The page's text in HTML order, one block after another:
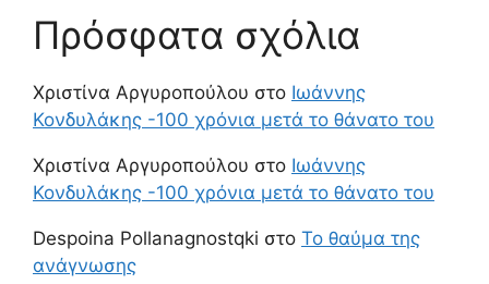
Πρόσφατα σχόλια
Χριστίνα Αργυροπούλου στο Ιωάννης
Κονδυλάκης -100 χρόνια μετά το θάνατο του
Χριστίνα Αργυροπούλου στο Ιωάννης
Κονδυλάκης -100 χρόνια μετά το θάνατο του
Despoina Pollanagnostqki στο Το θαύμα της
ανάγνωσης